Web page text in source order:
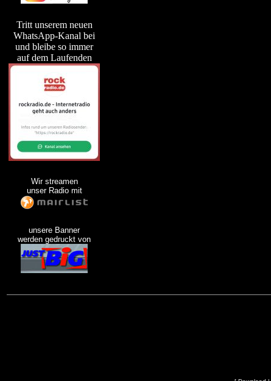
Tritt unserem neuen
WhatsApp-Kanal bei
und bleibe so immer
auf dem Laufenden
Wir streamen
unser Radio mit
unsere Banner
werden gedruckt von